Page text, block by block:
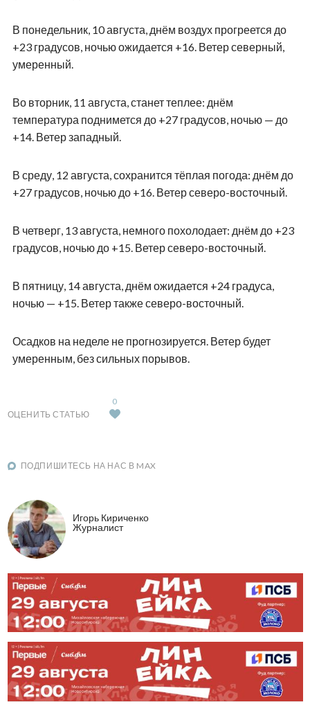
В понедельник, 10 августа, днём воздух прогреется до
+23 градусов, ночью ожидается +16. Ветер северный,
умеренный.
Во вторник, 11 августа, станет теплее: днём
температура поднимется до +27 градусов, ночью — до
+14. Ветер западный.
В среду, 12 августа, сохранится тёплая погода: днём до
+27 градусов, ночью до +16. Ветер северо-восточный.
В четверг, 13 августа, немного похолодает: днём до +23
градусов, ночью до +15. Ветер северо-восточный.
В пятницу, 14 августа, днём ожидается +24 градуса,
ночью — +15. Ветер также северо-восточный.
Осадков на неделе не прогнозируется. Ветер будет
умеренным, без сильных порывов.
ОЦЕНИТЬ СТАТЬЮ
0
ПОДПИШИТЕСЬ НА НАС В MAX
Игорь Кириченко
Журналист